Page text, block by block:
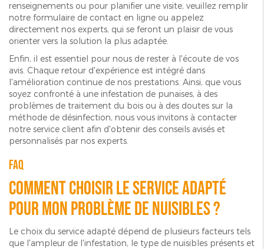
renseignements ou pour planifier une visite, veuillez remplir
notre formulaire de contact en ligne ou appelez
directement nos experts, qui se feront un plaisir de vous
orienter vers la solution la plus adaptée.
Enfin, il est essentiel pour nous de rester à l'écoute de vos
avis. Chaque retour d'expérience est intégré dans
l'amélioration continue de nos prestations. Ainsi, que vous
soyez confronté à une infestation de punaises, à des
problèmes de traitement du bois ou à des doutes sur la
méthode de désinfection, nous vous invitons à contacter
notre service client afin d'obtenir des conseils avisés et
personnalisés par nos experts.
FAQ
Comment choisir le service adapté
pour mon problème de nuisibles ?
Le choix du service adapté dépend de plusieurs facteurs tels
que l'ampleur de l'infestation, le type de nuisibles présents et